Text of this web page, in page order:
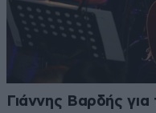
Γιάννης Βαρδής για